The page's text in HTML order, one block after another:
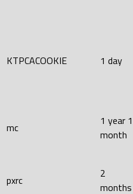
KTPCACOOKIE 1 day
mc
1 year 1
month
pxrc
2
months